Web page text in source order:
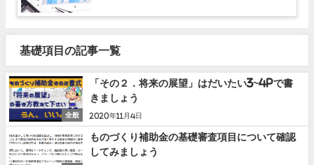
基礎項目の記事一覧
全般
「その２．将来の展望」はだいたい3~4Pで書
きましょう
2020年11月4日
ものづくり補助金の基礎審査項目について確認
してみましょう